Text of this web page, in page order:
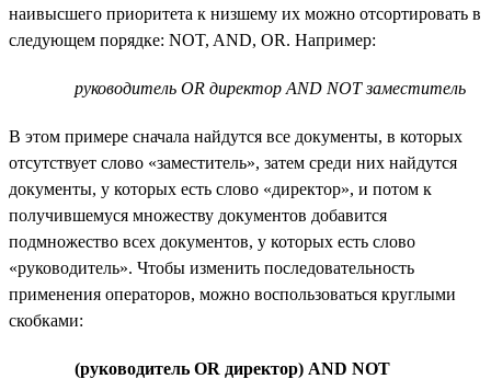
наивысшего приоритета к низшему их можно отсортировать в
следующем порядке: NOT, AND, OR. Например:
руководитель OR директор AND NOT заместитель
В этом примере сначала найдутся все документы, в которых
отсутствует слово «заместитель», затем среди них найдутся
документы, у которых есть слово «директор», и потом к
получившемуся множеству документов добавится
подмножество всех документов, у которых есть слово
«руководитель». Чтобы изменить последовательность
применения операторов, можно воспользоваться круглыми
скобками:
(руководитель OR директор) AND NOT